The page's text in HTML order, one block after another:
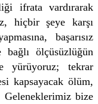
ifrata vardırarak
hiçbir şeye karşı
başarısız
bağlı ölçüsüzlüğün
yürüyoruz; tekrar
kapsayacak ölüm,
bize